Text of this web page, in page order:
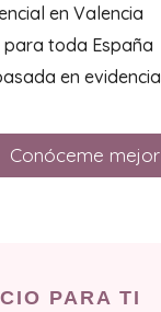
en Valencia
para toda España
en evidencia
Conóceme mejor
PARA TI